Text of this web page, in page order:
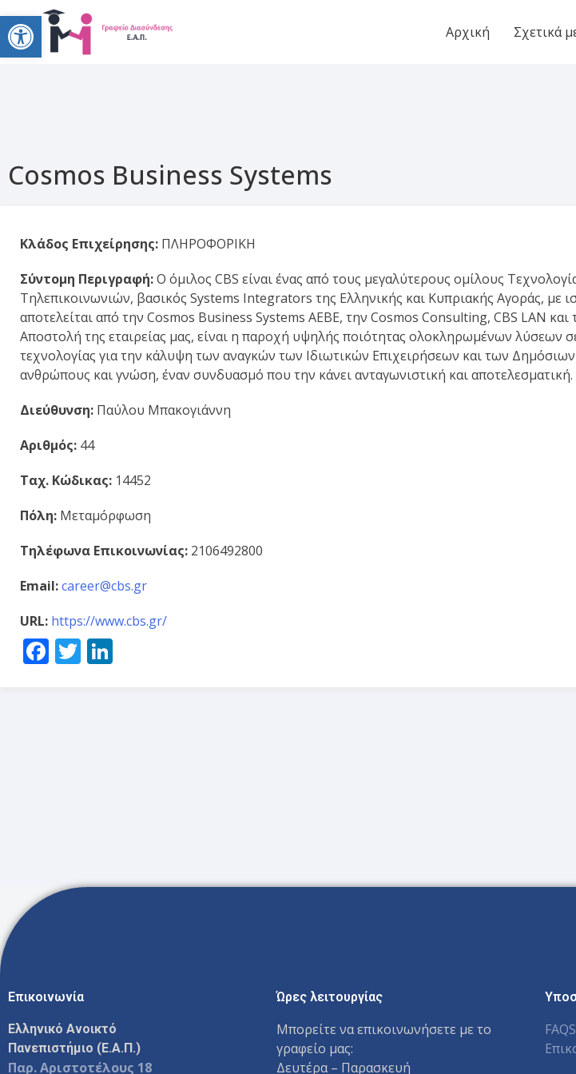
Open toolbar Αρχική Σχετικά
Cosmos Business Systems
Κλάδος Επιχείρησης: ΠΛΗΡΟΦΟΡΙΚΗ
Σύντομη Περιγραφή:Ο όμιλος CBS είναι ένας από τους μεγαλύτερους ομίλους
Τηλεπικοινωνιών, βασικός Systems Integrators της Ελληνικής και Κυπριακής Αγοράς, με
αποτελείται από την Cosmos Business Systems AEBE, την Cosmos Consulting, CBS LAN
Αποστολή της εταιρείας μας, είναι η παροχή υψηλής ποιότητας ολοκληρωμένων λύσεων
τεχνολογίας για την κάλυψη των αναγκών των Ιδιωτικών Επιχειρήσεων και των
ανθρώπους και γνώση, έναν συνδυασμό που την κάνει ανταγωνιστική και αποτελεσματική.
Διεύθυνση: Παύλου Μπακογιάννη
Αριθμός: 44
Ταχ. Κώδικας: 14452
Πόλη: Μεταμόρφωση
Τηλέφωνα Επικοινωνίας: 2106492800
Email:career@cbs.gr
URL: https://www.cbs.gr/
Facebook
Twitter
Επικοινωνία
Ελληνικό Ανοικτό
Πανεπιστήμιο (Ε.Α.Π.)
Παρ. Αριστοτέλους 18
Ώρες λειτουργίας
Μπορείτε να επικοινωνήσετε με το
γραφείο μας:
Δευτέρα – Παρασκευή
FAQS